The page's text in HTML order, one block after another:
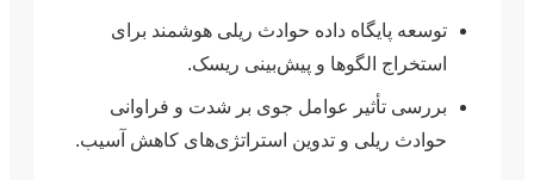
توسعه پایگاه داده حوادث ریلی هوشمند برای
استخراج الگوها و پیش‌بینی ریسک.
بررسی تأثیر عوامل جوی بر شدت و فراوانی
حوادث ریلی و تدوین استراتژی‌های کاهش آسیب.